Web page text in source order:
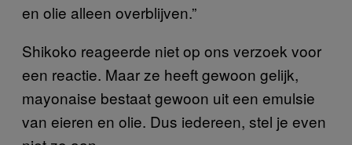
en olie alleen overblijven.”
Shikoko reageerde niet op ons verzoek voor
een reactie. Maar ze heeft gewoon gelijk,
mayonaise bestaat gewoon uit een emulsie
van eieren en olie. Dus iedereen, stel je even